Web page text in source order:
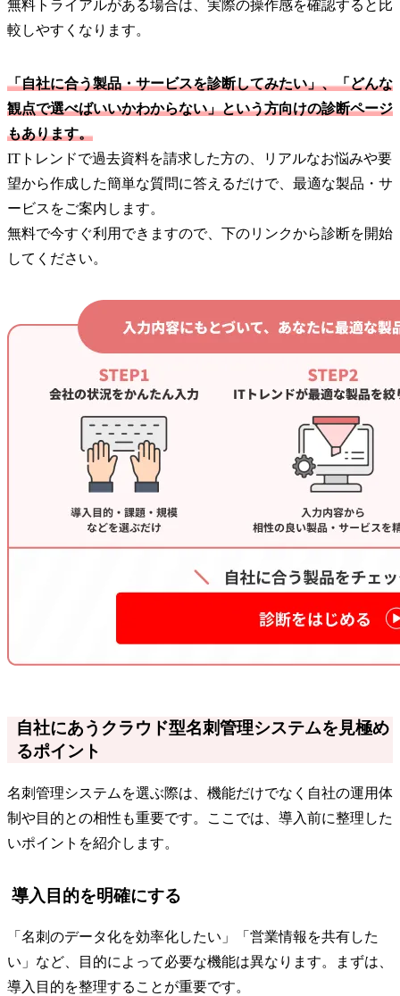
無料トライアルがある場合は、実際の操作感を確認すると比
較しやすくなります。
「自社に合う製品・サービスを診断してみたい」、「どんな
観点で選べばいいかわからない」という方向けの診断ページ
もあります。
ITトレンドで過去資料を請求した方の、リアルなお悩みや要
望から作成した簡単な質問に答えるだけで、最適な製品・サ
ービスをご案内します。
無料で今すぐ利用できますので、下のリンクから診断を開始
してください。
自社にあうクラウド型名刺管理システムを見極め
るポイント
名刺管理システムを選ぶ際は、機能だけでなく自社の運用体
制や目的との相性も重要です。ここでは、導入前に整理した
いポイントを紹介します。
導入目的を明確にする
「名刺のデータ化を効率化したい」「営業情報を共有した
い」など、目的によって必要な機能は異なります。まずは、
導入目的を整理することが重要です。